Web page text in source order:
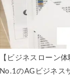
【ビジネスローン
No.1のAGビジネス